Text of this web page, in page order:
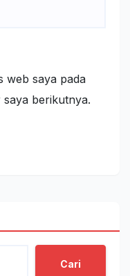
web saya pada
berikutnya.
Cari